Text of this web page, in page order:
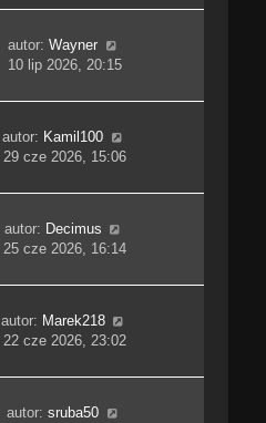
autor:Wayner
10 lip 2026, 20:15
autor: Kamil100
29 cze 2026, 15:06
autor: Decimus
25 cze 2026, 16:14
autor: Marek218
22 cze 2026, 23:02
autor:sruba50